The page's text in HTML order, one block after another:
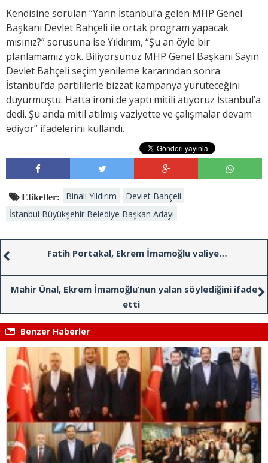
Kendisine sorulan “Yarın İstanbul’a gelen MHP Genel
Başkanı Devlet Bahçeli ile ortak program yapacak
mısınız?” sorusuna ise Yıldırım, “Şu an öyle bir
planlamamız yok. Biliyorsunuz MHP Genel Başkanı Sayın
Devlet Bahçeli seçim yenileme kararından sonra
İstanbul’da partililerle bizzat kampanya yürüteceğini
duyurmuştu. Hatta ironi de yaptı mitili atıyoruz İstanbul’a
dedi. Şu anda mitil atılmış vaziyette ve çalışmalar devam
ediyor” ifadelerini kullandı.
Etiketler: Binalı Yıldırım
Devlet Bahçeli
İstanbul Büyükşehir Belediye Başkan Adayı
Fatih Portakal, Ekrem İmamoğlu valiye…
Mahir Ünal, Ekrem İmamoğlu’nun yalan söylediğini ifade
etti
Benzer Haberler